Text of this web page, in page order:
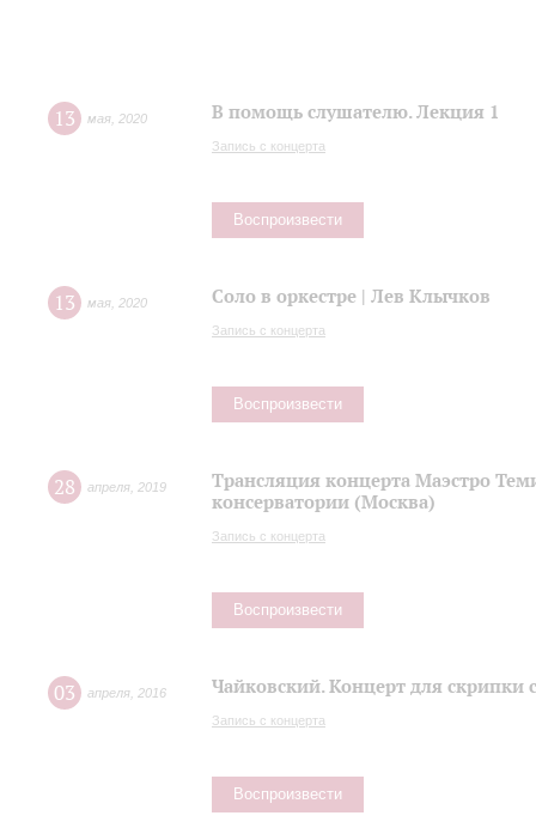
13 мая 2020 В помощь слушателю. Лекция 1
Запись с концерта
Воспроизвести
13 мая 2020 Соло в оркестре | Лев Клычков
Запись с концерта
Воспроизвести
28 апреля 2019
Трансляция концерта Маэстро
консерватории (Москва)
Запись с концерта
Воспроизвести
03 апреля 2016 Чайковский. Концерт для скрипки
Запись с концерта
Воспроизвести